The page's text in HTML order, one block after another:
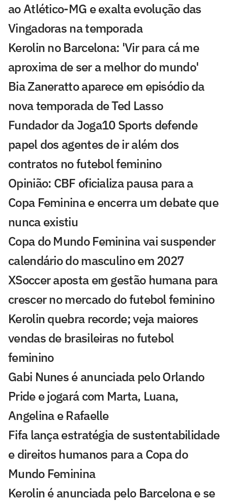
ao Atlético-MG e exalta evolução das
Vingadoras na temporada
Kerolin no Barcelona: 'Vir para cá me
aproxima de ser a melhor do mundo'
Bia Zaneratto aparece em episódio da
nova temporada de Ted Lasso
Fundador da Joga10 Sports defende
papel dos agentes de ir além dos
contratos no futebol feminino
Opinião: CBF oficializa pausa para a
Copa Feminina e encerra um debate que
nunca existiu
Copa do Mundo Feminina vai suspender
calendário do masculino em 2027
XSoccer aposta em gestão humana para
crescer no mercado do futebol feminino
Kerolin quebra recorde; veja maiores
vendas de brasileiras no futebol
feminino
Gabi Nunes é anunciada pelo Orlando
Pride e jogará com Marta, Luana,
Angelina e Rafaelle
Fifa lança estratégia de sustentabilidade
e direitos humanos para a Copa do
Mundo Feminina
Kerolin é anunciada pelo Barcelona e se